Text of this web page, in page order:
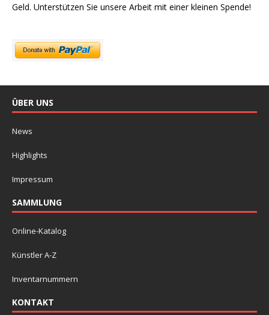
Geld. Unterstützen Sie unsere Arbeit mit einer kleinen Spende!
ÜBER UNS
News
Highlights
Impressum
SAMMLUNG
Online-Katalog
Künstler A-Z
Inventarnummern
KONTAKT